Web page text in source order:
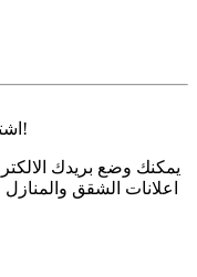
اشترك بقسم اعلانات الشقق والمنازل مجاناً!
يمكنك وضع بريدك
اعلانات الشقق